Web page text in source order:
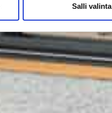
Salli valinta